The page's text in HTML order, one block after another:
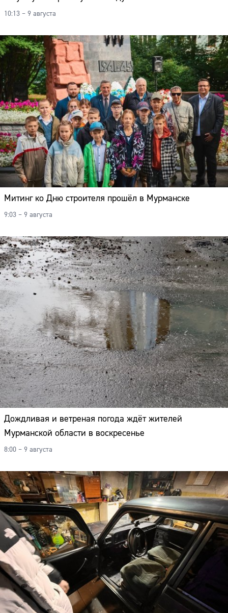
10:13 – 9 августа
Митинг ко Дню строителя прошёл в Мурманске
9:03 – 9 августа
Дождливая и ветреная погода ждёт жителей
Мурманской области в воскресенье
8:00 – 9 августа